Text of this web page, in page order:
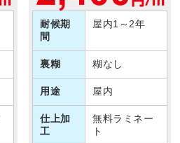
耐候期
間
屋内1～2年
裏糊 糊なし
用途 屋内
仕上加
工
無料ラミネー
ト